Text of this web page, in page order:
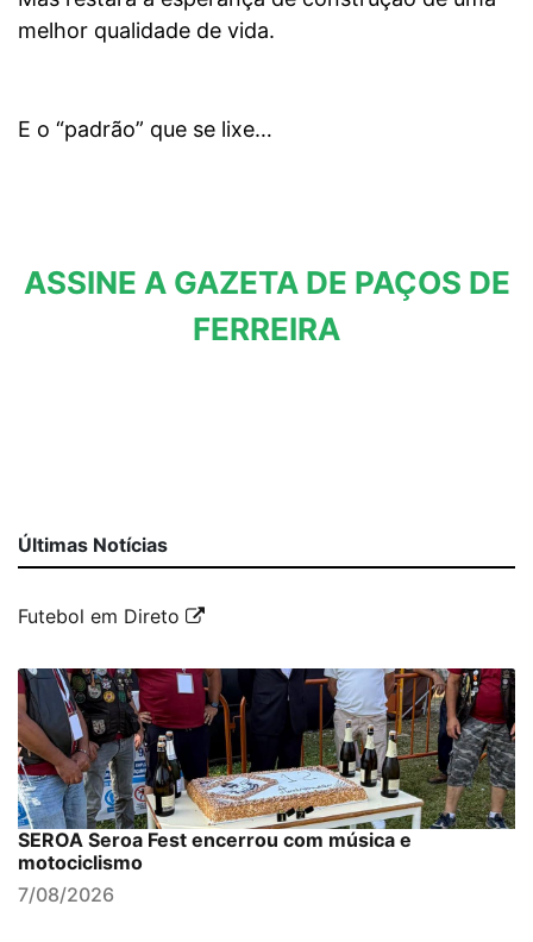
melhor qualidade de vida.
E o “padrão” que se lixe…
ASSINE A GAZETA DE PAÇOS DE
FERREIRA
Últimas Notícias
Futebol em Direto
SEROA Seroa Fest encerrou com música e
motociclismo
7/08/2026